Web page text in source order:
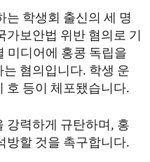
는 학생회 출신의 세 명
보안법 위반 혐의로 기
미디어에 홍콩 독립을
혐의입니다. 학생 운
호 등이 체포됐습니다.
강력하게 규탄하며, 홍
방할 것을 촉구합니다.